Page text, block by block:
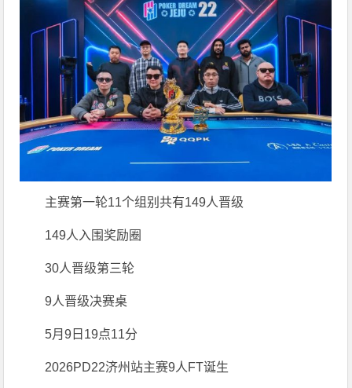
主赛第一轮11个组别共有149人晋级
149人入围奖励圈
30人晋级第三轮
9人晋级决赛桌
5月9日19点11分
2026PD22济州站主赛9人FT诞生